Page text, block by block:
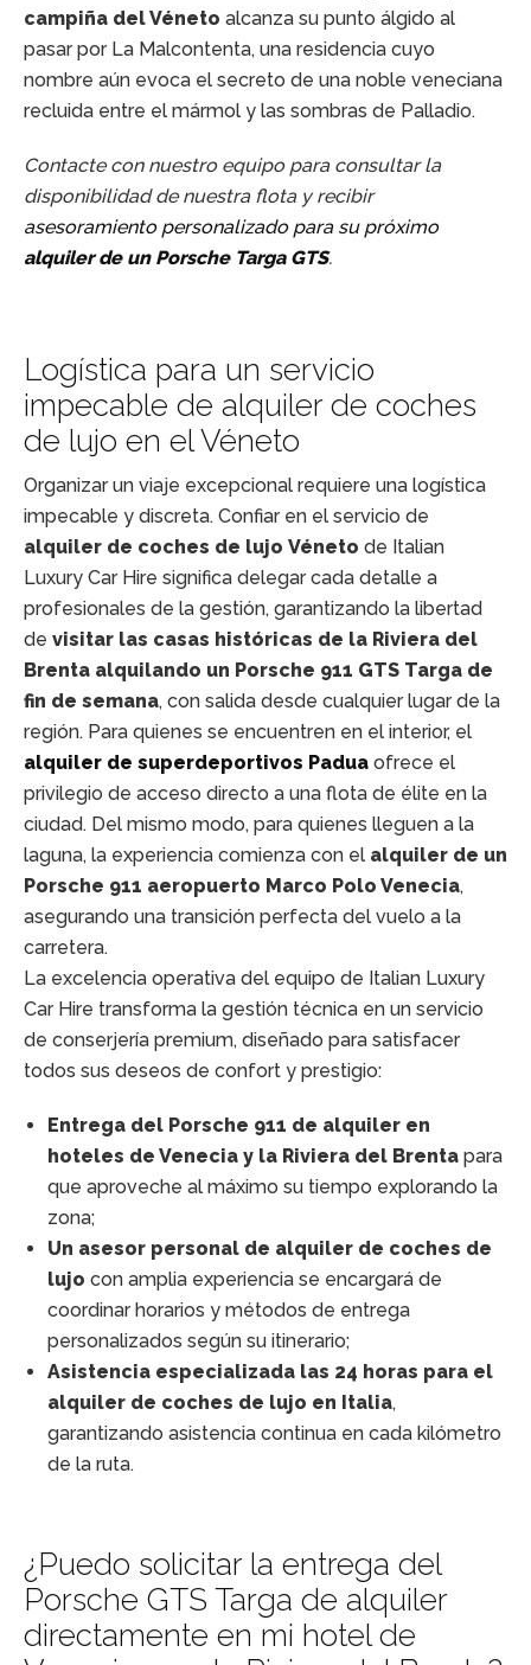
campiña del Véneto alcanza su punto álgido al
pasar por La Malcontenta, una residencia cuyo
nombre aún evoca el secreto de una noble veneciana
recluida entre el mármol y las sombras de Palladio.
Contacte con nuestro equipo para consultar la
disponibilidad de nuestra flota y recibir
asesoramiento personalizado para su próximo
alquiler de un Porsche Targa GTS.
Logística para un servicio
impecable de alquiler de coches
de lujo en el Véneto
Organizar un viaje excepcional requiere una logística
impecable y discreta. Confiar en el servicio de
alquiler de coches de lujo Véneto de Italian
Luxury Car Hire significa delegar cada detalle a
profesionales de la gestión, garantizando la libertad
de visitar las casas históricas de la Riviera del
Brenta alquilando un Porsche 911 GTS Targa de
fin de semana, con salida desde cualquier lugar de la
región. Para quienes se encuentren en el interior, el
alquiler de superdeportivos Padua ofrece el
privilegio de acceso directo a una flota de élite en la
ciudad. Del mismo modo, para quienes lleguen a la
laguna, la experiencia comienza con el alquiler de un
Porsche 911 aeropuerto Marco Polo Venecia,
asegurando una transición perfecta del vuelo a la
carretera.
La excelencia operativa del equipo de Italian Luxury
Car Hire transforma la gestión técnica en un servicio
de conserjería premium, diseñado para satisfacer
todos sus deseos de confort y prestigio:
Entrega del Porsche 911 de alquiler en
hoteles de Venecia y la Riviera del Brenta para
que aproveche al máximo su tiempo explorando la
zona;
Un asesor personal de alquiler de coches de
lujo con amplia experiencia se encargará de
coordinar horarios y métodos de entrega
personalizados según su itinerario;
Asistencia especializada las 24 horas para el
alquiler de coches de lujo en Italia,
garantizando asistencia continua en cada kilómetro
de la ruta.
¿Puedo solicitar la entrega del
Porsche GTS Targa de alquiler
directamente en mi hotel de